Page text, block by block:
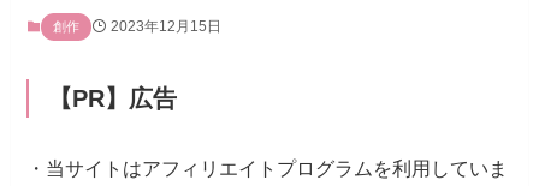
創作 2023年12月15日
【PR】広告
・当サイトはアフィリエイトプログラムを利用していま